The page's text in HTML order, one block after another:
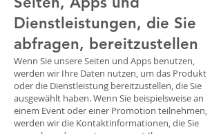
Dienstleistungen, die Sie
abfragen, bereitzustellen
Wenn Sie unsere Seiten und Apps benutzen,
werden wir Ihre Daten nutzen, um das Produkt
oder die Dienstleistung bereitzustellen, die Sie
ausgewählt haben. Wenn Sie beispielsweise an
einem Event oder einer Promotion teilnehmen,
werden wir die Kontaktinformationen, die Sie